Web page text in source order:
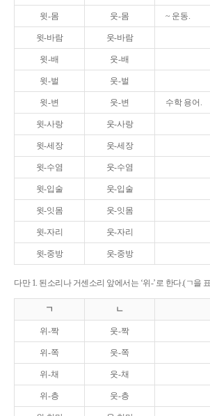
윗-몸 웃-몸 ~ 운동.
윗-바람 웃-바람
윗-배 웃-배
윗-벌 웃-벌
윗-변 웃-변 수학 용어.
윗-사랑 웃-사랑
윗-세장 웃-세장
윗-수염 웃-수염
윗-입술 웃-입술
윗-잇몸 웃-잇몸
윗-자리 웃-자리
윗-중방 웃-중방
다만 1. 된소리나 거센소리 앞에서는 ‘위-’로 한다.(ㄱ을
ㄱ ㄴ
위-짝 웃-짝
위-쪽 웃-쪽
위-채 웃-채
위-층 웃-층